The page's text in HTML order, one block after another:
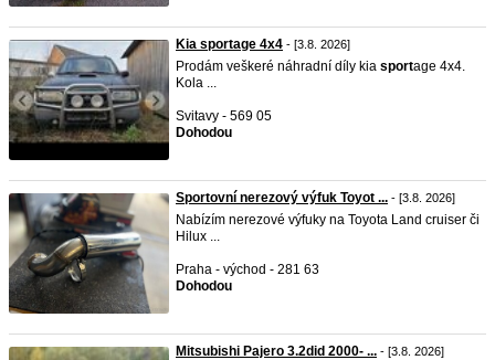
Kia sportage 4x4 - [3.8. 2026]
Prodám veškeré náhradní díly kia sportage 4x4.
Kola ...
Svitavy - 569 05
Dohodou
Sportovní nerezový výfuk Toyot ... - [3.8. 2026]
Nabízím nerezové výfuky na Toyota Land cruiser či
Hilux ...
Praha - východ - 281 63
Dohodou
Mitsubishi Pajero 3.2did 2000- ... - [3.8. 2026]